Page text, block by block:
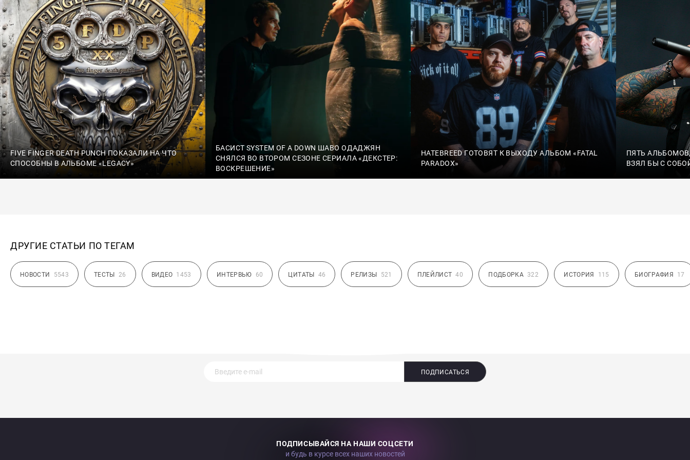
FIVE FINGER DEATH PUNCH ПОКАЗАЛИ НА ЧТО
СПОСОБНЫ В АЛЬБОМЕ «LEGACY»
БАСИСТ SYSTEM OF A DOWN ШАВО ОДАДЖЯН
СНЯЛСЯ ВО ВТОРОМ СЕЗОНЕ СЕРИАЛА «ДЕКСТЕР:
ВОСКРЕШЕНИЕ»
HATEBREED ГОТОВЯТ К ВЫХОДУ АЛЬБОМ «FATAL
PARADOX»
ПЯТЬ
ВЗЯЛ БЫ С
ДРУГИЕ СТАТЬИ ПО ТЕГАМ
НОВОСТИ 5543 ТЕСТЫ 26 ВИДЕО 1453 ИНТЕРВЬЮ 60 ЦИТАТЫ 46 РЕЛИЗЫ 521 ПЛЕЙЛИСТ 40 ПОДБОРКА 322 ИСТОРИЯ 115 БИОГРАФИЯ 17
ПОДПИСАТЬСЯ
ПОДПИСЫВАЙСЯ НА НАШИ СОЦСЕТИ
и будь в курсе всех наших новостей